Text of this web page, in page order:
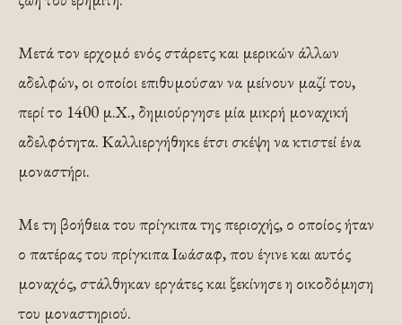
Μετά τον ερχομό ενός στάρετς και μερικών άλλων
αδελφών, οι οποίοι επιθυμούσαν να μείνουν μαζί του,
περί το 1400 μ.Χ., δημιούργησε μία μικρή μοναχική
αδελφότητα. Καλλιεργήθηκε έτσι σκέψη να κτιστεί ένα
μοναστήρι.
Με τη βοήθεια του πρίγκιπα της περιοχής, ο οποίος ήταν
ο πατέρας του πρίγκιπα Ιωάσαφ, που έγινε και αυτός
μοναχός, στάλθηκαν εργάτες και ξεκίνησε η οικοδόμηση
του μοναστηριού.